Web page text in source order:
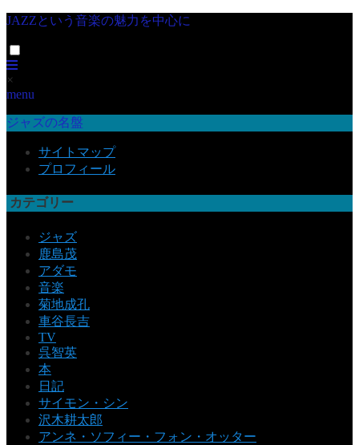
JAZZという音楽の魅力を中心に
×
menu
ジャズの名盤
サイトマップ
プロフィール
カテゴリー
ジャズ
鹿島茂
アダモ
音楽
菊地成孔
車谷長吉
TV
呉智英
本
日記
サイモン・シン
沢木耕太郎
アンネ・ソフィー・フォン・オッター